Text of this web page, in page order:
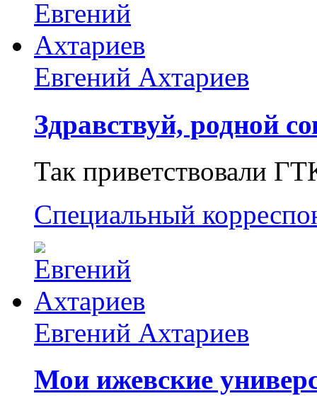
Евгений Ахтариев
Здравствуй, родной
Так приветствовали
Специальный
Евгений Ахтариев
Мои ижевские